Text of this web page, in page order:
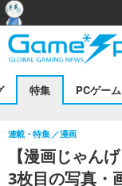
特集 PCゲーム
【漫画じゃん
3枚目の写真・
連載・特集 漫画